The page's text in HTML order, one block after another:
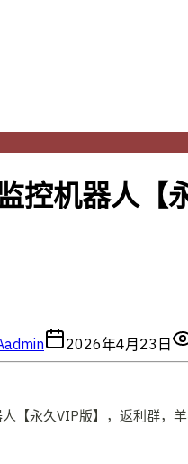
控机器人【
admin 2026年4月23日